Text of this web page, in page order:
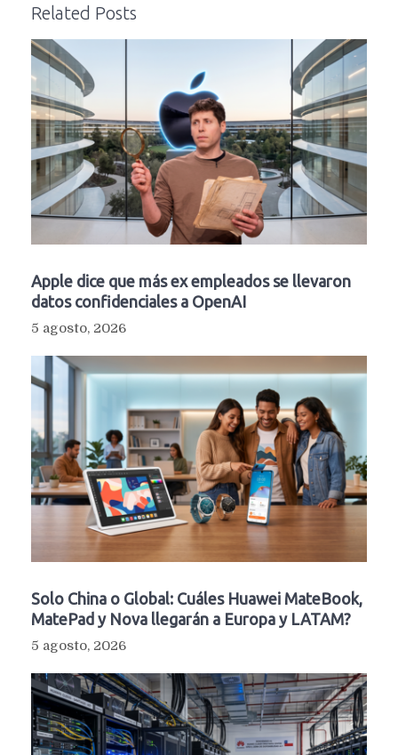
Related Posts
Apple dice que más ex empleados se llevaron
datos confidenciales a OpenAI
5 agosto, 2026
Solo China o Global: Cuáles Huawei MateBook,
MatePad y Nova llegarán a Europa y LATAM?
5 agosto, 2026